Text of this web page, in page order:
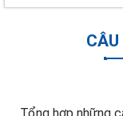
Tổng hợp những